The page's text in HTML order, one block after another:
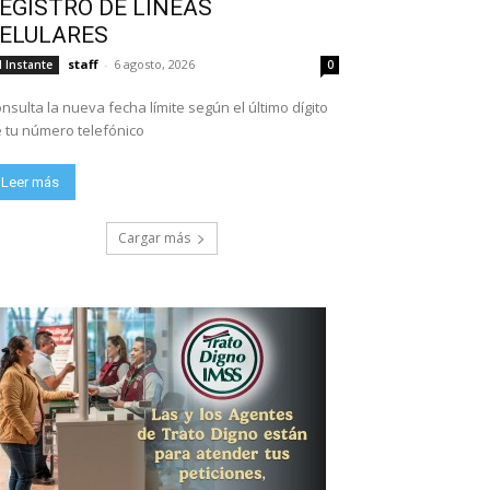
DE LÍNEAS
Instante staff - 6 agosto, 2026 0
la nueva fecha límite según el último dígito
tu número telefónico
Leer más
Cargar más